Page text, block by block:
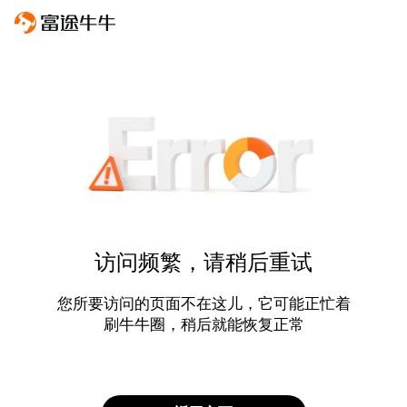
访问频繁，请稍后重试
您所要访问的页面不在这儿，它可能正忙着
刷牛牛圈，稍后就能恢复正常